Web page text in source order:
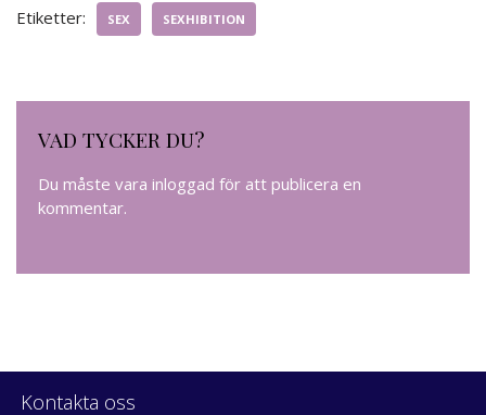
Etiketter: SEX SEXHIBITION
VAD TYCKER DU?
Du måste vara inloggad för att publicera en
kommentar.
Kontakta oss